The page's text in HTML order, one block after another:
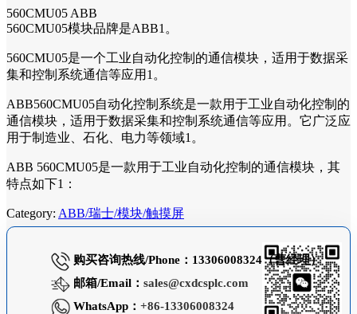
560CMU05 ABB
560CMU05模块品牌是ABB1。
560CMU05是一个工业自动化控制的通信模块，适用于数据采
集和控制系统通信等应用1。
ABB560CMU05自动化控制系统是一款用于工业自动化控制的
通信模块，适用于数据采集和控制系统通信等应用。它广泛应
用于制造业、石化、电力等领域1。
ABB 560CMU05是一款用于工业自动化控制的通信模块，其
特点如下1：
Category: ABB/瑞士/模块/触摸屏
购买咨询热线/Phone：13306008324（曹经理）
邮箱/Email： sales@cxdcsplc.com
WhatsApp： +86-13306008324